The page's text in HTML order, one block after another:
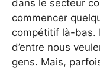
dans le secteur
commencer
compétitif là-bas.
d’entre nous
gens. Mais,